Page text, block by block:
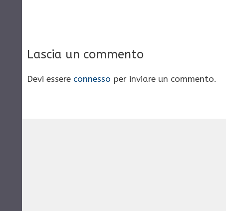
Lascia un commento
Devi essere connesso per inviare un commento.